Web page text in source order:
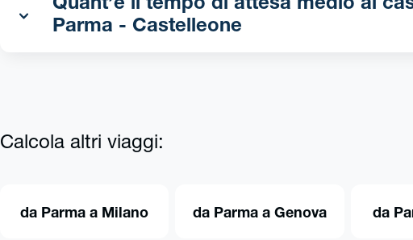
Quant’è il tempo di attesa medio al
Parma - Castelleone
Calcola altri viaggi:
da Parma a Milano da Parma a Genova da